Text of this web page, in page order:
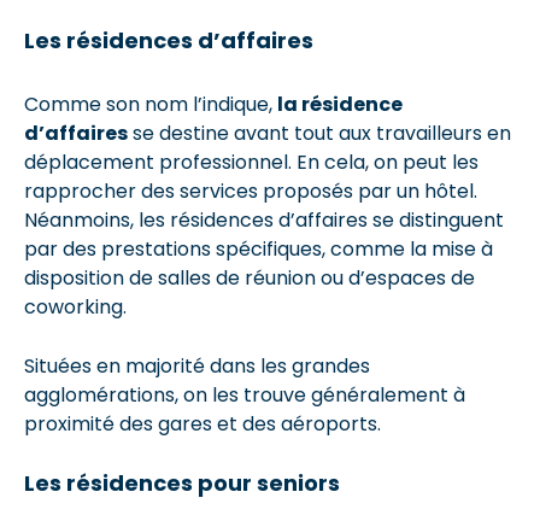
Les résidences d’affaires
Comme son nom l’indique, la résidence
d’affairesse destine avant tout aux travailleurs en
déplacement professionnel. En cela, on peut les
rapprocher des services proposés par un hôtel.
Néanmoins, les résidences d’affaires se distinguent
par des prestations spécifiques, comme la mise à
disposition de salles de réunion ou d’espaces de
coworking.
Situées en majorité dans les grandes
agglomérations, on les trouve généralement à
proximité des gares et des aéroports.
Les résidences pour seniors